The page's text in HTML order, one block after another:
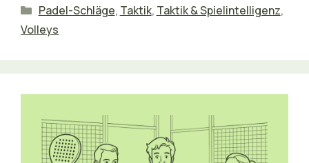
Kategorien
Padel-Schläge, Taktik, Taktik & Spielintelligenz,
Volleys